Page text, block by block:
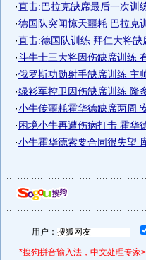
·直击:巴拉克缺席最后一次训
·德国队突闻惊天噩耗 巴拉克
·直击:德国队训练 拜仁大将缺
·斗牛士三大将因伤缺席训练
·俄罗斯功勋射手缺席训练 主
·绿衫军控卫因伤缺席训练 隆
·小牛传噩耗霍华德缺席两周
·困境小牛再遭伤病打击 霍华
·小牛霍华德索要合同很失望
用户：
*搜狗拼音输入法，中文处理专家